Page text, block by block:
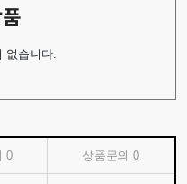
없습니다.
0 상품문의0